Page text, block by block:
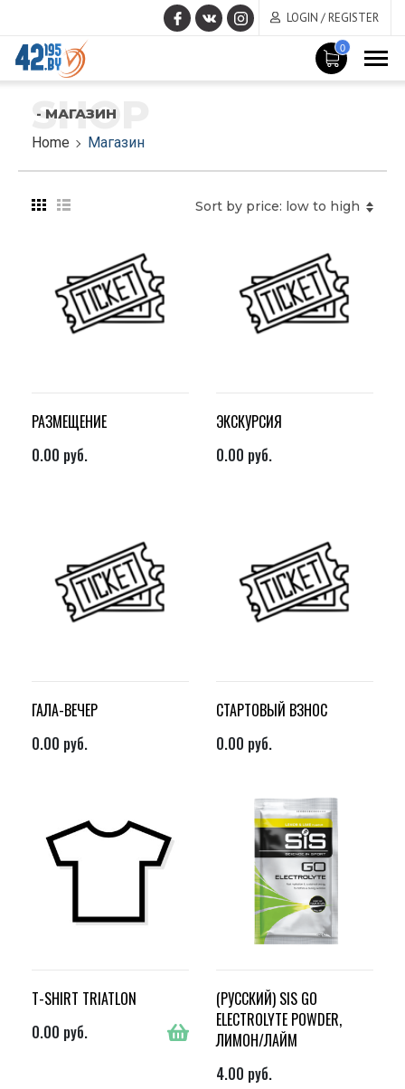
LOGIN / REGISTER
0
SHOP
- МАГАЗИН
Home
Магазин
Sort by price: low to high
РАЗМЕЩЕНИЕ
0.00 руб.
ЭКСКУРСИЯ
0.00 руб.
ГАЛА-ВЕЧЕР
0.00 руб.
СТАРТОВЫЙ ВЗНОС
0.00 руб.
T-SHIRT TRIATLON
0.00 руб.
(РУССКИЙ) SIS GO
ELECTROLYTE POWDER,
ЛИМОН/ЛАЙМ
4.00 руб.